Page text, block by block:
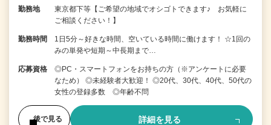
勤務地
東京都下等【ご希望の地域でオシゴトできます♪ お気軽に
ご相談ください！】
勤務時間
1日5分～好きな時間、空いている時間に働けます！ ☆1回の
みの単発や短期～中長期まで…
応募資格
◎PC・スマートフォンをお持ちの方（※アンケートに必要
なため） ◎未経験者大歓迎！ ◎20代、30代、40代、50代の
女性の登録多数 ◎年齢不問
後で見る 詳細を見る